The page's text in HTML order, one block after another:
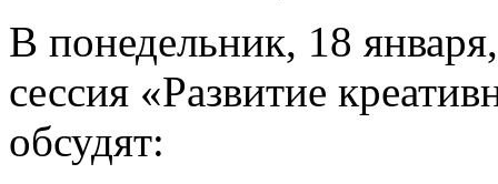
В понедельник, 18
сессия «Развитие
обсудят: